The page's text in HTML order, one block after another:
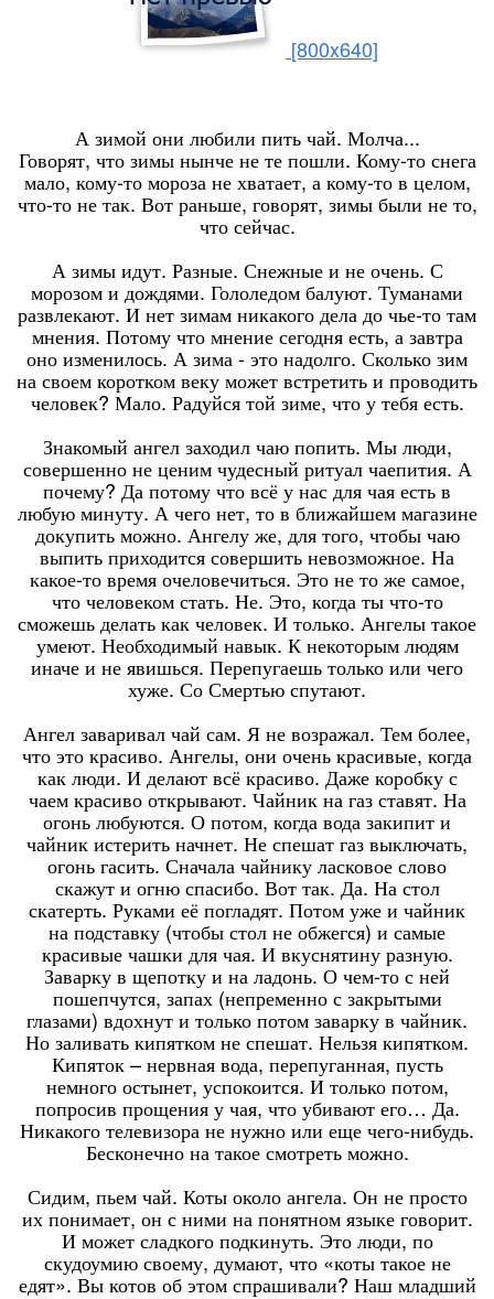
[800x640]
А зимой они любили пить чай. Молча...
Говорят, что зимы нынче не те пошли. Кому-то снега
мало, кому-то мороза не хватает, а кому-то в целом,
что-то не так. Вот раньше, говорят, зимы были не то,
что сейчас.
А зимы идут. Разные. Снежные и не очень. С
морозом и дождями. Гололедом балуют. Туманами
развлекают. И нет зимам никакого дела до чье-то там
мнения. Потому что мнение сегодня есть, а завтра
оно изменилось. А зима - это надолго. Сколько зим
на своем коротком веку может встретить и проводить
человек? Мало. Радуйся той зиме, что у тебя есть.
Знакомый ангел заходил чаю попить. Мы люди,
совершенно не ценим чудесный ритуал чаепития. А
почему? Да потому что всё у нас для чая есть в
любую минуту. А чего нет, то в ближайшем магазине
докупить можно. Ангелу же, для того, чтобы чаю
выпить приходится совершить невозможное. На
какое-то время очеловечиться. Это не то же самое,
что человеком стать. Не. Это, когда ты что-то
сможешь делать как человек. И только. Ангелы такое
умеют. Необходимый навык. К некоторым людям
иначе и не явишься. Перепугаешь только или чего
хуже. Со Смертью спутают.
Ангел заваривал чай сам. Я не возражал. Тем более,
что это красиво. Ангелы, они очень красивые, когда
как люди. И делают всё красиво. Даже коробку с
чаем красиво открывают. Чайник на газ ставят. На
огонь любуются. О потом, когда вода закипит и
чайник истерить начнет. Не спешат газ выключать,
огонь гасить. Сначала чайнику ласковое слово
скажут и огню спасибо. Вот так. Да. На стол
скатерть. Руками её погладят. Потом уже и чайник
на подставку (чтобы стол не обжегся) и самые
красивые чашки для чая. И вкуснятину разную.
Заварку в щепотку и на ладонь. О чем-то с ней
пошепчутся, запах (непременно с закрытыми
глазами) вдохнут и только потом заварку в чайник.
Но заливать кипятком не спешат. Нельзя кипятком.
Кипяток – нервная вода, перепуганная, пусть
немного остынет, успокоится. И только потом,
попросив прощения у чая, что убивают его… Да.
Никакого телевизора не нужно или еще чего-нибудь.
Бесконечно на такое смотреть можно.
Сидим, пьем чай. Коты около ангела. Он не просто
их понимает, он с ними на понятном языке говорит.
И может сладкого подкинуть. Это люди, по
скудоумию своему, думают, что «коты такое не
едят». Вы котов об этом спрашивали? Наш младший